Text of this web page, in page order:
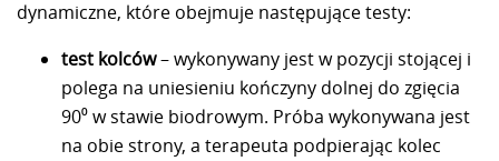
dynamiczne, które obejmuje następujące testy:
test kolców– wykonywany jest w pozycji stojącej i
polega na uniesieniu kończyny dolnej do zgięcia
90⁰ w stawie biodrowym. Próba wykonywana jest
na obie strony, a terapeuta podpierając kolec